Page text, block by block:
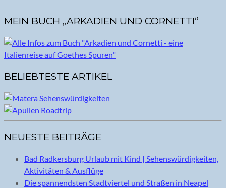
MEIN BUCH „ARKADIEN UND CORNETTI“
BELIEBTESTE ARTIKEL
NEUESTE BEITRÄGE
Bad Radkersburg Urlaub mit Kind | Sehenswürdigkeiten,
Aktivitäten & Ausflüge
Die spannendsten Stadtviertel und Straßen in Neapel